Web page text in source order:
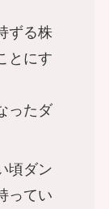
ずる株
とにす
ったダ
頃ダン
ってい